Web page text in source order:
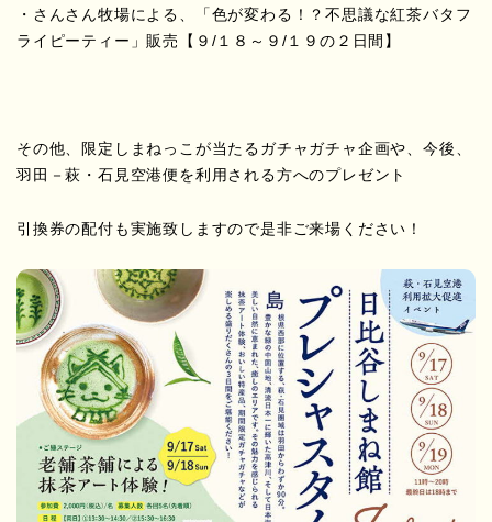
・さんさん牧場による、「色が変わる！？不思議な紅茶バタフ
ライピーティー」販売【９/１８～９/１９の２日間】
その他、限定しまねっこが当たるガチャガチャ企画や、今後、
羽田－萩・石見空港便を利用される方へのプレゼント
引換券の配付も実施致しますので是非ご来場ください！